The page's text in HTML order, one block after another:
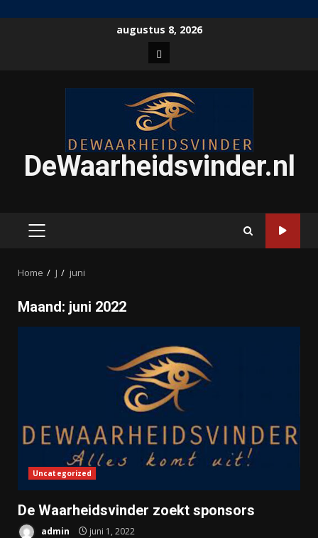
augustus 8, 2026
Home
DeWaarheidsvinder.nl
PRIMAIR
Home J juni
Maand: juni 2022
Uncategorized
De Waarheidsvinder zoekt sponsors
admin juni 1, 2022